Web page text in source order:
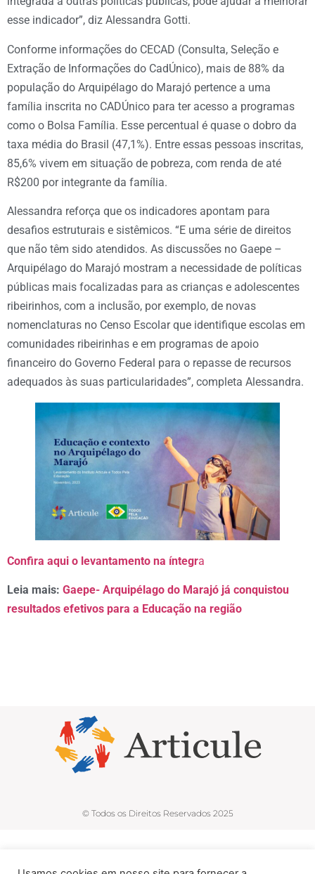
esse indicador”, diz Alessandra Gotti.
Conforme informações do CECAD (Consulta, Seleção e
Extração de Informações do CadÚnico), mais de 88% da
população do Arquipélago do Marajó pertence a uma
família inscrita no CADÚnico para ter acesso a programas
como o Bolsa Família. Esse percentual é quase o dobro da
taxa média do Brasil (47,1%). Entre essas pessoas inscritas,
85,6% vivem em situação de pobreza, com renda de até
R$200 por integrante da família.
Alessandra reforça que os indicadores apontam para
desafios estruturais e sistêmicos. “E uma série de direitos
que não têm sido atendidos. As discussões no Gaepe –
Arquipélago do Marajó mostram a necessidade de políticas
públicas mais focalizadas para as crianças e adolescentes
ribeirinhos, com a inclusão, por exemplo, de novas
nomenclaturas no Censo Escolar que identifique escolas em
comunidades ribeirinhas e em programas de apoio
financeiro do Governo Federal para o repasse de recursos
adequados às suas particularidades”, completa Alessandra.
Confira aqui o levantamento na íntegra
Leia mais: Gaepe- Arquipélago do Marajó já conquistou
resultados efetivos para a Educação na região
© Todos os Direitos Reservados 2025